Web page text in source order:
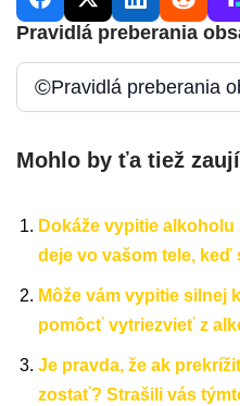
Pravidlá preberania
©Pravidlá preberania
Mohlo by ťa tiež
Dokáže vypitie
deje vo vašom tele, keď
Môže vám vypitie silnej
pomôcť vytriezvieť z
Je pravda, že ak
zostať? Strašili vás